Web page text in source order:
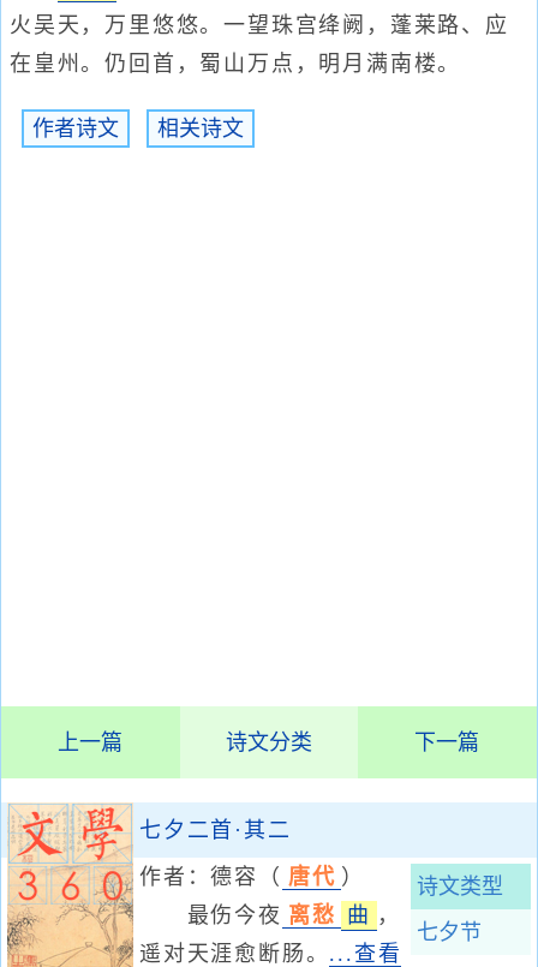
火吴天，万里悠悠。一望珠宫绛阙，蓬莱路、应
在皇州。仍回首，蜀山万点，明月满南楼。
作者诗文 相关诗文
上一篇 诗文分类 下一篇
七夕二首·其二
诗文类型
七夕节
作者：德容 （ 唐代 ）
最伤今夜 离愁 曲 ，
遥对天涯愈断肠。 ...查看